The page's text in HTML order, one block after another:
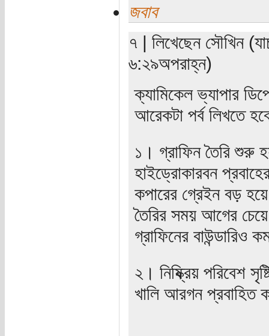
জবাব
৭ | লিখেছেন সৌখিন
৬:২৯অপরাহ্ন)
ক্যামিকেল ভ্যাপার
আরেকটা পর্ব লিখতে
১। গ্রাফিন তৈরি শুরু
হাইড্রোকারবন
কপারের গ্রেইন বড়
তৈরির সময় আগের
গ্রাফিনের বাউন্ডারিও
২। নিষ্ক্রিয় পরিবেশ
খালি আরগন